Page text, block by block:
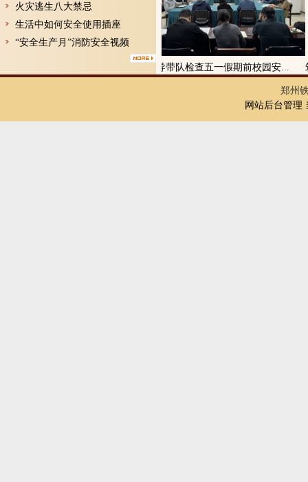
火灾逃生八大禁忌
生活中如何安全使用插座
“安全生产月”消防安全视频
校领导带队检查五一假期前校园安...
郑州
网站后台管理